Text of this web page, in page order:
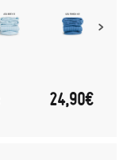
24,90€